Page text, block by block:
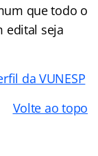
que todo o
edital seja
da VUNESP
Volte ao topo